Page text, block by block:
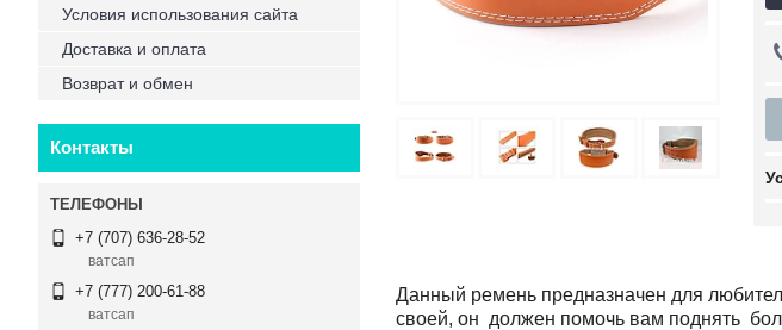
Данный ремень предназначен для
своей, он должен помочь вам поднять
Условия использования сайта
Доставка и оплата
Возврат и обмен
Контакты
+7 (707) 636-28-52
ватсап
+7 (777) 200-61-88
ватсап